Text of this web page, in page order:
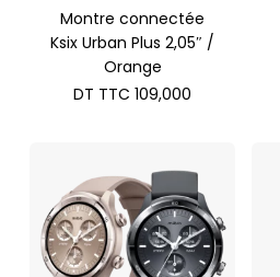
Montre connectée
Ksix Urban Plus 2,05″ /
Orange
DT TTC 109,000